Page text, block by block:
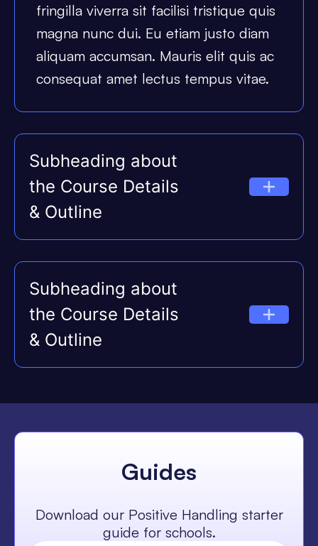
fringilla viverra sit facilisi tristique quis
magna nunc dui. Eu etiam justo diam
aliquam accumsan. Mauris elit quis ac
consequat amet lectus tempus vitae.
Subheading about
the Course Details
& Outline
Subheading about
the Course Details
& Outline
Guides
Download our Positive Handling starter
guide for schools.